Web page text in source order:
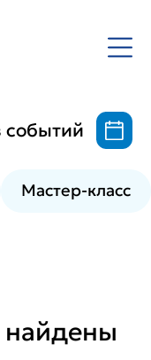
событий
Мастер-класс